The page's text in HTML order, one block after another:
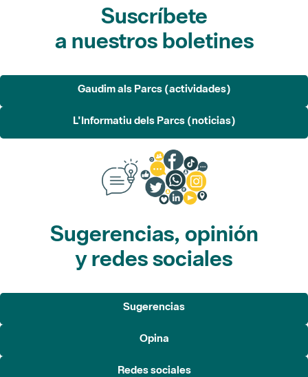
Suscríbete
a nuestros boletines
Gaudim als Parcs (actividades)
L'Informatiu dels Parcs (noticias)
Sugerencias, opinión
y redes sociales
Sugerencias
Opina
Redes sociales